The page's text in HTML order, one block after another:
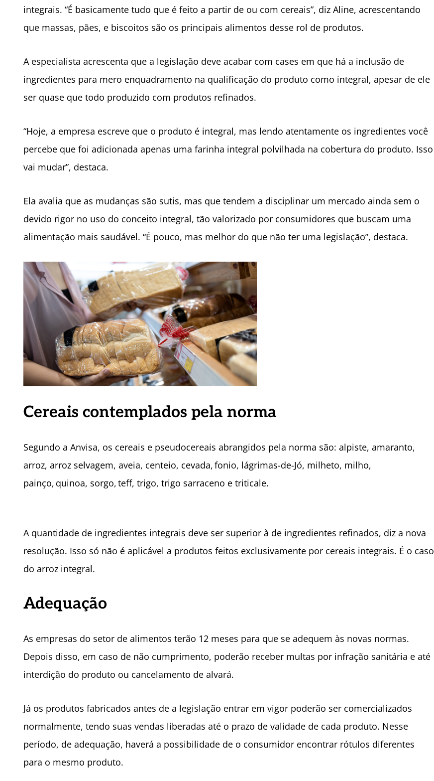
integrais. “É basicamente tudo que é feito a partir de ou com cereais”, diz Aline, acrescentando
que massas, pães, e biscoitos são os principais alimentos desse rol de produtos.
A especialista acrescenta que a legislação deve acabar com cases em que há a inclusão de
ingredientes para mero enquadramento na qualificação do produto como integral, apesar de ele
ser quase que todo produzido com produtos refinados.
“Hoje, a empresa escreve que o produto é integral, mas lendo atentamente os ingredientes você
percebe que foi adicionada apenas uma farinha integral polvilhada na cobertura do produto. Isso
vai mudar”, destaca.
Ela avalia que as mudanças são sutis, mas que tendem a disciplinar um mercado ainda sem o
devido rigor no uso do conceito integral, tão valorizado por consumidores que buscam uma
alimentação mais saudável. “É pouco, mas melhor do que não ter uma legislação”, destaca.
Cereais contemplados pela norma
Segundo a Anvisa, os cereais e pseudocereais abrangidos pela norma são: alpiste, amaranto,
arroz, arroz selvagem, aveia, centeio, cevada, fonio, lágrimas-de-Jó, milheto, milho,
painço, quinoa, sorgo, teff, trigo, trigo sarraceno e triticale.
A quantidade de ingredientes integrais deve ser superior à de ingredientes refinados, diz a nova
resolução. Isso só não é aplicável a produtos feitos exclusivamente por cereais integrais. É o caso
do arroz integral.
Adequação
As empresas do setor de alimentos terão 12 meses para que se adequem às novas normas.
Depois disso, em caso de não cumprimento, poderão receber multas por infração sanitária e até
interdição do produto ou cancelamento de alvará.
Já os produtos fabricados antes de a legislação entrar em vigor poderão ser comercializados
normalmente, tendo suas vendas liberadas até o prazo de validade de cada produto. Nesse
período, de adequação, haverá a possibilidade de o consumidor encontrar rótulos diferentes
para o mesmo produto.